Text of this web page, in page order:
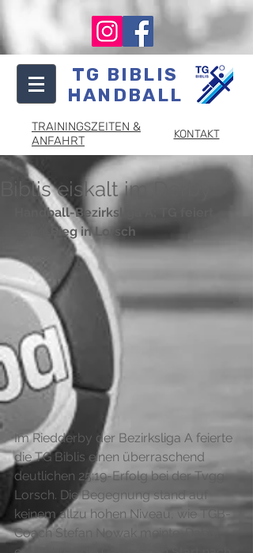
TG BIBLIS
HANDBALL
TRAININGSZEITEN &
ANFAHRT
KONTAKT
Biblis eiskalt im Derby
Handball-Bezirksliga A; TG feiert
25:19-Sieg in Lorsch
Im Riedderby der Bezirksliga A feierte
die TG Biblis einen überraschend
deutlichen 25:19-Erfolg bei der Tvgg
Lorsch. Die Begegnung stand auf
keinem allzu hohen Niveau, wie TGB-
Coach Stefan Nowak meinte. Dabei